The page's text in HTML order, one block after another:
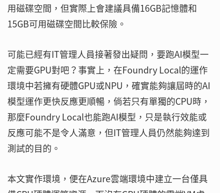
用磁碟空間，但實際上會建議具備16GB記憶體和
15GB可用磁碟空間比較保險。
可能已經有IT管理人員接著發出疑問，要跑AI模型一
定需要GPU對吧？事實上，在Foundry Local的運作
環境中若擁有硬體GPU或NPU，確實能夠讓屆時的AI
模型運作更快反應更順暢，倘若只有單獨的CPU時，
那麼Foundry Local也能跑AI模型，只是執行效能或
反應可能不是令人滿意，但IT管理人員仍然能夠達到
測試的目的。
本文實作環境，便在Azure雲端環境中建立一台僅具